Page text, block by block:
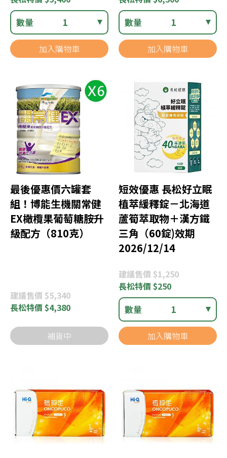
數量 1
加入購物車
數量 1
加入購物車
最後優惠價六罐套
組！博能生機關常健
EX橄欖果葡萄糖胺升
級配方（810克）
建議售價 $5,340
長松特價 $4,380
補貨中
短效優惠 長松好立眠
植萃緩釋錠－北海道
蘆筍萃取物＋漢方鐵
三角（60錠)效期
2026/12/14
建議售價 $1,250
長松特價 $250
數量 1
加入購物車